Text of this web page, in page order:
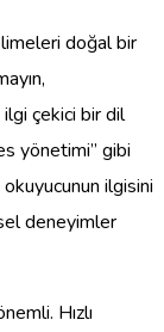
doğal bir
ilgi çekici bir dil
yönetimi” gibi
ilgisini
deneyimler
Hızlı